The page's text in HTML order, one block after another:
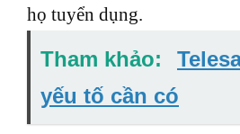
họ tuyển dụng.
Tham khảo:
yếu tố cần có